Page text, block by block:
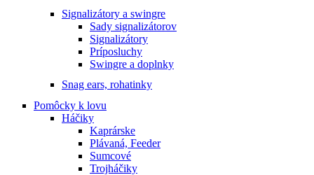
Signalizátory a swingre
Sady signalizátorov
Signalizátory
Príposluchy
Swingre a doplnky
Snag ears, rohatinky
Pomôcky k lovu
Háčiky
Kaprárske
Plávaná, Feeder
Sumcové
Trojháčiky